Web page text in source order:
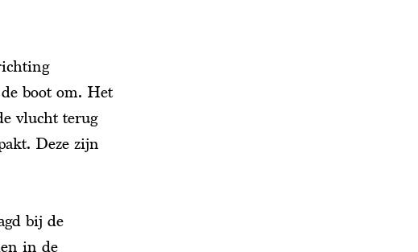
boot om. Het
vlucht terug
Deze zijn
bij de
in de